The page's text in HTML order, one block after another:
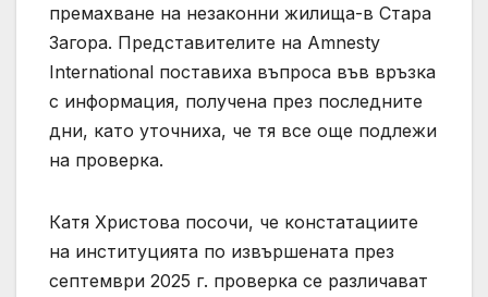
премахване на незаконни жилища-в Стара
Загора. Представителите на Amnesty
International поставиха въпроса във връзка
с информация, получена през последните
дни, като уточниха, че тя все още подлежи
на проверка.
Катя Христова посочи, че констатациите
на институцията по извършената през
септември 2025 г. проверка се различават